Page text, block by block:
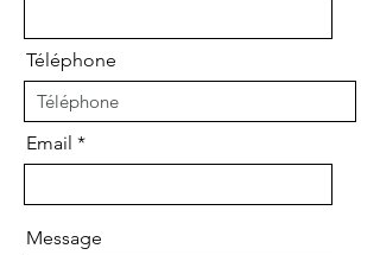
Téléphone
Email
Message